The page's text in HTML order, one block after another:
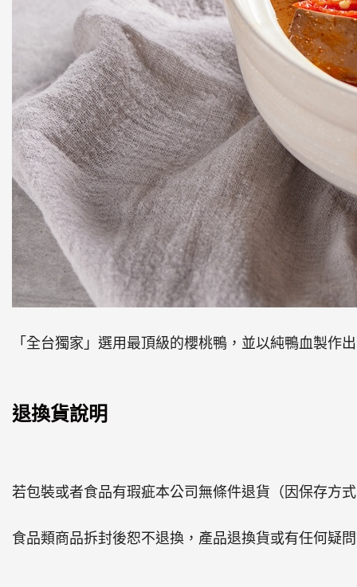
「全台獨家」選用最頂級的櫻桃鴨，並以純鴨血製作
退換貨說明
若包裝或者食品有瑕疵本公司無條件退貨（因保存方
食品類商品拆封後恕不退換，產品退換貨或有任何疑